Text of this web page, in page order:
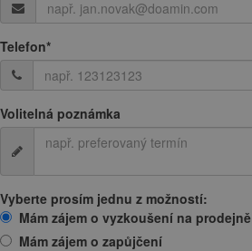
Telefon*
Volitelná poznámka
Vyberte prosím jednu z možností:
Mám zájem o vyzkoušení na prodejně
Mám zájem o zapůjčení